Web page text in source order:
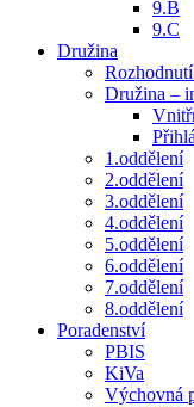
9.B
9.C
Družina
Družina –
1.oddělení
2.oddělení
3.oddělení
4.oddělení
5.oddělení
6.oddělení
7.oddělení
8.oddělení
Poradenství
PBIS
KiVa
Výchovná